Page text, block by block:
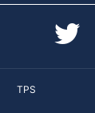
TPS